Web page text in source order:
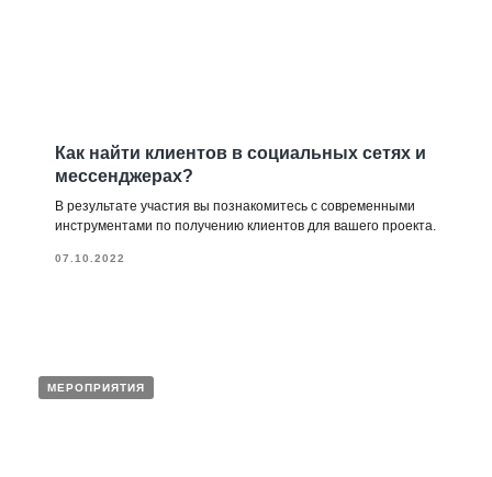
Как найти клиентов в социальных сетях и
мессенджерах?
В результате участия вы познакомитесь с современными
инструментами по получению клиентов для вашего проекта.
07.10.2022
МЕРОПРИЯТИЯ